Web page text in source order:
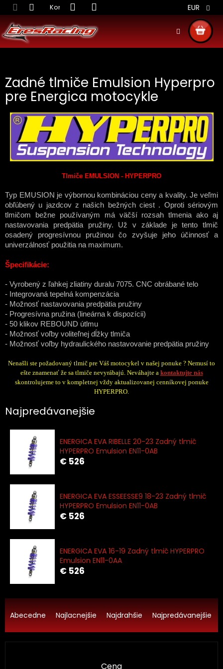
Prejsť
na
obsah
Kontakt Obchodné podmienky Doprava
EUR
KOŠÍK
Zadné tlmiče Emulsion Hyperpro
pre Energica motocykle
Tlmiče EMULSION - HYPERPRO
Typ EMUSION je výbornou kombináciou ceny a kvality. Je veľmi
obľúbený u jazdcov z našich bežných ciest . Oproti sériovým
tlmičom bežne používaným má väčší rozsah tlmenia ako aj
nastavovania predpätia pružiny. Už v základe je tento tlmič
osadený progresívnou pružinou čo zvyšuje jeho účinnosť a
univerzálnosť použitia na maximum.
Špecifikácie:
- Vyrobený z ľahkej zliatiny duralu 7075. CNC obrábané telo
- Integrovaná tepelná kompenzácia
- Možnosť nastavovania predpätia pružiny
- Progresívna pružina (lineárna k dispozícii)
- 50 klikov REBOUND útlmu
- Možnosť voľby voliteľnej dĺžky tlmiča
- Možnosť voľby hydraulického nastavovanie predpätia pružiny
Nenašli ste požadovaný tlmič pre Váš motocykel v našej ponuke ? Nemusí to
ešte znamenať že sa tlmiče nevyrábajú. Neváhajte a kontaktujte nás
skontrolujeme to v kompletnej vždy aktualizovanej cenníkovej ponuke
HYPERPRO.
Najpredávanejšie
ENERGICA EVA RIBELLE 20-23 Zadný tlmič
HYPERPRO Emulsion EN11-0AB
€ 526
ENERGICA EVA ESSEESSE9 18-23 Zadný tlmič
HYPERPRO Emulsion EN11-0AB
€ 526
ENERGICA EVA 16-19 Zadný tlmič HYPERPRO
Emulsion EN11-0AA
€ 526
R
a
d
e
Abecedne Najlacnejšie Najdrahšie Najpredávanejšie
Cena